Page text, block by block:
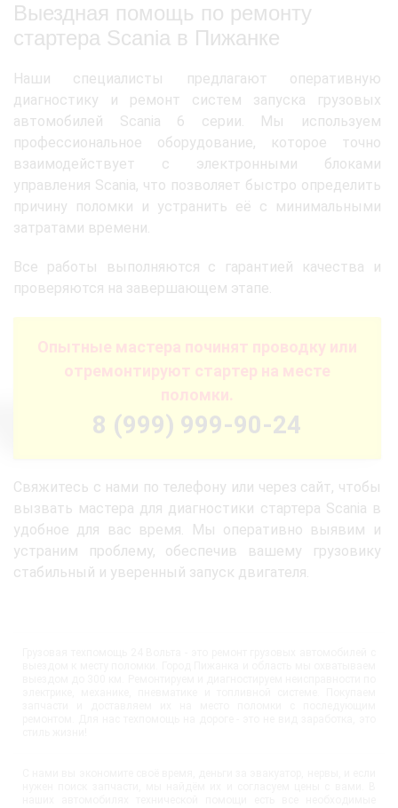
Выездная помощь по ремонту
стартера Scania в Пижанке
Наши специалисты предлагают оперативную
диагностику и ремонт систем запуска грузовых
автомобилей Scania 6 серии. Мы используем
профессиональное оборудование, которое точно
взаимодействует с электронными блоками
управления Scania, что позволяет быстро определить
причину поломки и устранить её с минимальными
затратами времени.
Все работы выполняются с гарантией качества и
проверяются на завершающем этапе.
Опытные мастера починят проводку или
отремонтируют стартер на месте
поломки.
8 (999) 999-90-24
Свяжитесь с нами по телефону или через сайт, чтобы
вызвать мастера для диагностики стартера Scania в
удобное для вас время. Мы оперативно выявим и
устраним проблему, обеспечив вашему грузовику
стабильный и уверенный запуск двигателя.